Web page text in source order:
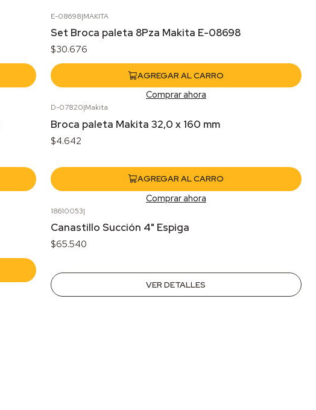
E-08698|MAKITA
Set Broca paleta 8Pza Makita E-08698
$30.676
AGREGAR AL CARRO
Comprar ahora
D-07820|Makita
Broca paleta Makita 32,0 x 160 mm
$4.642
AGREGAR AL CARRO
Comprar ahora
18610053|
Canastillo Succión 4" Espiga
$65.540
VER DETALLES